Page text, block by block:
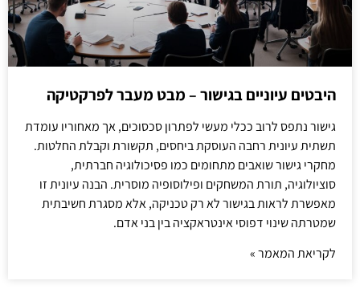
היבטים עיוניים בגישור – מבט מעבר לפרקטיקה
גישור נתפס לרוב ככלי מעשי לפתרון סכסוכים, אך מאחוריו עומדת
תשתית עיונית רחבה העוסקת ביחסים, תקשורת וקבלת החלטות.
מחקרי גישור שואבים מתחומים כמו פסיכולוגיה חברתית,
סוציולוגיה, תורת המשחקים ופילוסופיה מוסרית. הבנה עיונית זו
מאפשרת לראות בגישור לא רק טכניקה, אלא מסגרת חשיבתית
שמטרתה שינוי דפוסי אינטראקציה בין בני אדם.
לקריאת המאמר »